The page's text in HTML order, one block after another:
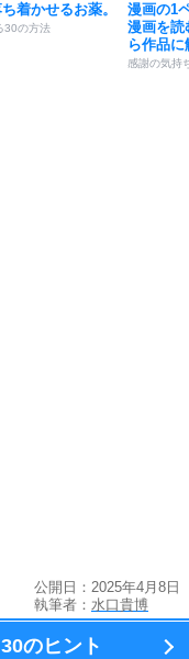
着かせるお薬。
30の方法
漫画の1
漫画を読
ら作品
感謝の気持
公開日：2025年4月8日
執筆者： 水口貴博
30のヒント